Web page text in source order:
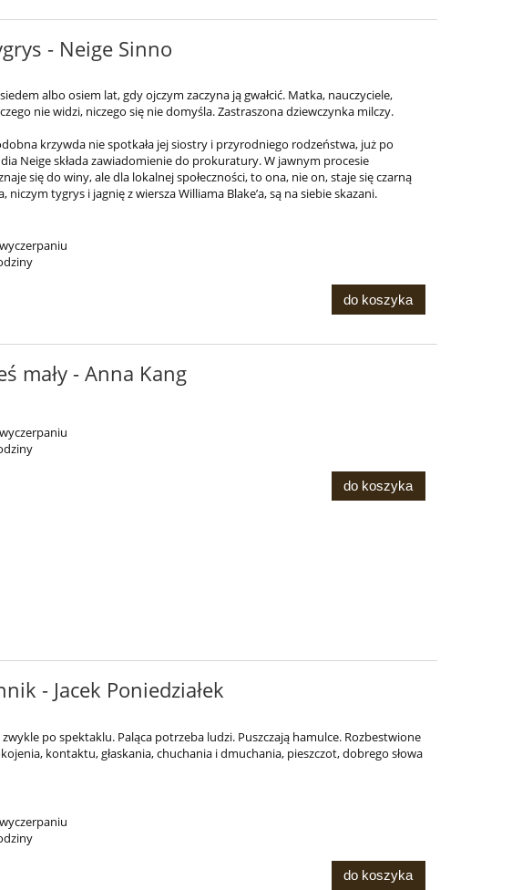
- Neige Sinno
albo osiem lat, gdy ojczym zaczyna ją gwałcić. Matka, nauczyciele,
nie widzi, niczego się nie domyśla. Zastraszona dziewczynka milczy.
krzywda nie spotkała jej siostry i przyrodniego rodzeństwa, już po
Neige składa zawiadomienie do prokuratury. W jawnym procesie
się do winy, ale dla lokalnej społeczności, to ona, nie on, staje się czarną
niczym tygrys i jagnię z wiersza Williama Blake’a, są na siebie skazani.
do koszyka
mały - Anna Kang
do koszyka
- Jacek Poniedziałek
zwykle po spektaklu. Paląca potrzeba ludzi. Puszczają hamulce. Rozbestwione
kontaktu, głaskania, chuchania i dmuchania, pieszczot, dobrego słowa
do koszyka